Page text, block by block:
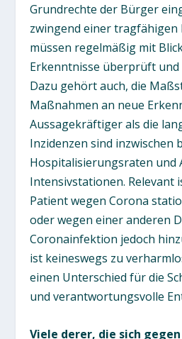
Grundrechte der Bürger
zwingend einer
müssen regelmäßig mit
Erkenntnisse überprüft und
Dazu gehört auch, die
Maßnahmen an neue
Aussagekräftiger als die
Inzidenzen sind inzwischen
Hospitalisierungsraten und
Intensivstationen. Relevant
Patient wegen Corona
oder wegen einer anderen
Coronainfektion jedoch
ist keineswegs zu
einen Unterschied für die
und verantwortungsvolle
Viele derer, die sich